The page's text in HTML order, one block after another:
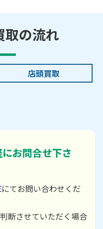
取の流れ
店頭買取
お問合せ下さ
にてお問い合わせくだ
断させていただく場合